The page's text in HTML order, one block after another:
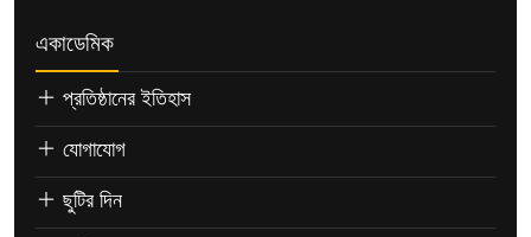
একাডেমিক
প্রতিষ্ঠানের ইতিহাস
যোগাযোগ
ছুটির দিন